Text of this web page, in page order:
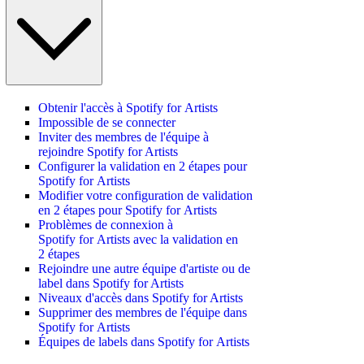
Obtenir l'accès à Spotify for Artists
Impossible de se connecter
Inviter des membres de l'équipe à
rejoindre Spotify for Artists
Configurer la validation en 2 étapes pour
Spotify for Artists
Modifier votre configuration de validation
en 2 étapes pour Spotify for Artists
Problèmes de connexion à
Spotify for Artists avec la validation en
2 étapes
Rejoindre une autre équipe d'artiste ou de
label dans Spotify for Artists
Niveaux d'accès dans Spotify for Artists
Supprimer des membres de l'équipe dans
Spotify for Artists
Équipes de labels dans Spotify for Artists